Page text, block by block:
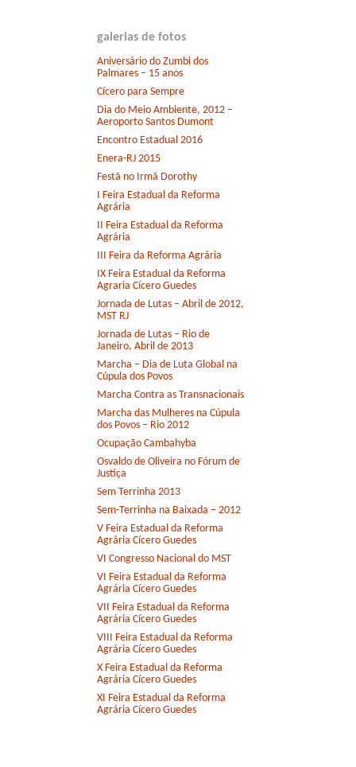
galerias de fotos
Aniversário do Zumbi dos
Palmares – 15 anos
Cícero para Sempre
Dia do Meio Ambiente, 2012 –
Aeroporto Santos Dumont
Encontro Estadual 2016
Enera-RJ 2015
Festã no Irmã Dorothy
I Feira Estadual da Reforma
Agrária
II Feira Estadual da Reforma
Agrária
III Feira da Reforma Agrária
IX Feira Estadual da Reforma
Agraria Cícero Guedes
Jornada de Lutas – Abril de 2012,
MST RJ
Jornada de Lutas – Rio de
Janeiro, Abril de 2013
Marcha – Dia de Luta Global na
Cúpula dos Povos
Marcha Contra as Transnacionais
Marcha das Mulheres na Cúpula
dos Povos – Rio 2012
Ocupação Cambahyba
Osvaldo de Oliveira no Fórum de
Justiça
Sem Terrinha 2013
Sem-Terrinha na Baixada – 2012
V Feira Estadual da Reforma
Agrária Cícero Guedes
VI Congresso Nacional do MST
VI Feira Estadual da Reforma
Agrária Cícero Guedes
VII Feira Estadual da Reforma
Agrária Cícero Guedes
VIII Feira Estadual da Reforma
Agrária Cícero Guedes
X Feira Estadual da Reforma
Agrária Cícero Guedes
XI Feira Estadual da Reforma
Agrária Cícero Guedes